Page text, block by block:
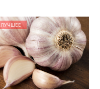
ЛУЧШЕЕ